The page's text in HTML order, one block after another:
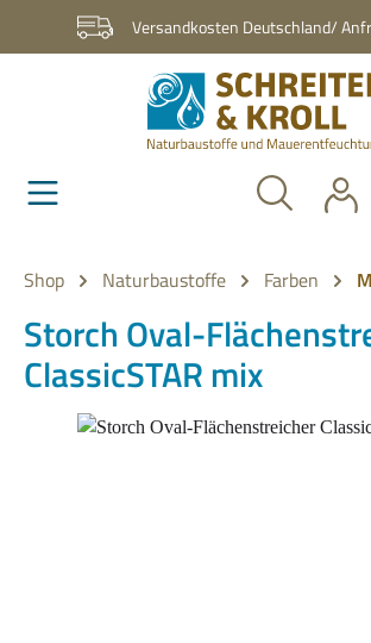
Zum Hauptinhalt springenVersandkosten Deutschland/
Shop Naturbaustoffe Farben
Storch Oval-
ClassicSTAR mix
Bildergalerie überspringen